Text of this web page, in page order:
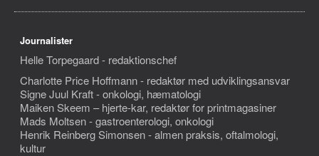
Journalister
Helle Torpegaard - redaktionschef
Charlotte Price Hoffmann - redaktør med udviklingsansvar
Signe Juul Kraft - onkologi, hæmatologi
Maiken Skeem – hjerte-kar, redaktør for printmagasiner
Mads Moltsen - gastroenterologi, onkologi
Henrik Reinberg Simonsen - almen praksis, oftalmologi,
kultur